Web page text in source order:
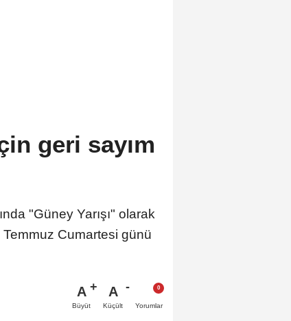
geri sayım
"Güney Yarışı" olarak
Temmuz Cumartesi günü
A
Büyüt
A
Küçült Yorumlar